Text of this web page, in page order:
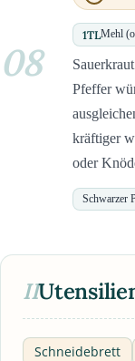
1TLMehl
08
Pfeffer
kräftiger
oder
Schwarzer
II
Schneidebrett